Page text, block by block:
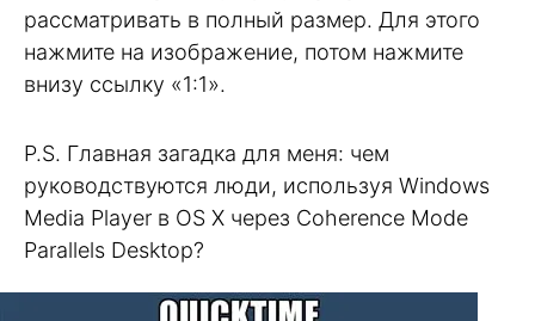
рассматривать в полный размер. Для этого
нажмите на изображение, потом нажмите
внизу ссылку «1:1».
P.S. Главная загадка для меня: чем
руководствуются люди, используя Windows
Media Player в OS X через Coherence Mode
Parallels Desktop?